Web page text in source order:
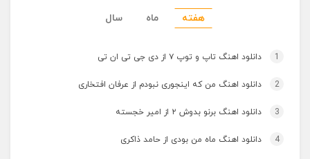
هفته ماه سال
1 دانلود اهنگ تاپ و توپ ۷ از دی جی تی ان تی
2 دانلود اهنگ من که اینجوری نبودم از عرفان افتخاری
3 دانلود اهنگ برنو بدوش ۲ از امیر خجسته
4 دانلود اهنگ ماه من بودی از حامد ذاکری